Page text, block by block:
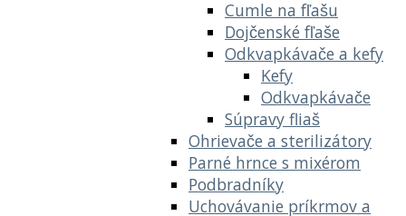
Cumle na fľašu
Dojčenské fľaše
Odkvapkávače a kefy
Kefy
Odkvapkávače
Súpravy fliaš
Ohrievače a sterilizátory
Parné hrnce s mixérom
Podbradníky
Uchovávanie príkrmov a